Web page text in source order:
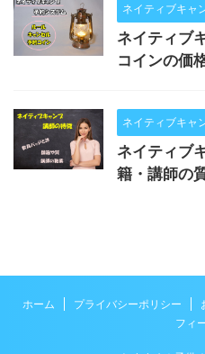
ネイティブキャ
ネイティブ
コインの価
ネイティブキャ
ネイティブ
籍・講師の
ホーム プライバシーポリシー
フィ